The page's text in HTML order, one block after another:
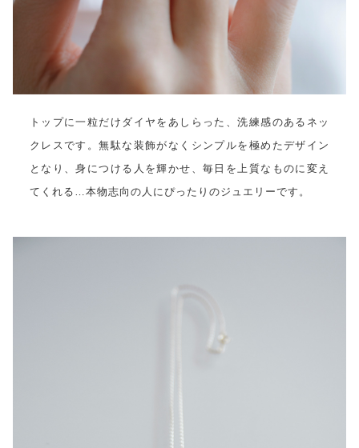
トップに一粒だけダイヤをあしらった、洗練感のあるネッ
クレスです。無駄な装飾がなくシンプルを極めたデザイン
となり、身につける人を輝かせ、毎日を上質なものに変え
てくれる…本物志向の人にぴったりのジュエリーです。